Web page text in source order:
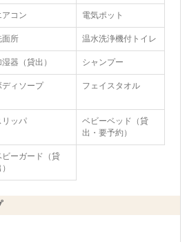
アコン 電気ポット
面所 温水洗浄機付トイレ
湿器（貸出） シャンプー
ディソープ フェイスタオル
リッパ
ベビーベッド（貸
出・要予約）
ビーガード（貸